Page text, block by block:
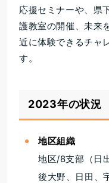
応援セミナーや、県
護教室の開催、未来
近に体験できるチャ
す。
2023年の状況
地区組織
地区/8支部（日
後大野、日田、